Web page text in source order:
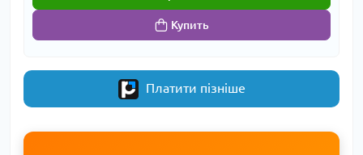
Купить
Платити пізніше